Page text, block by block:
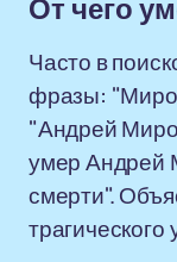
От чего
Часто в
фразы:
"Андрей
умер Андрей
смерти".
трагического